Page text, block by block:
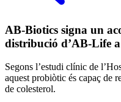
AB-Biotics signa un
distribució d’AB-Life
Segons l’estudi clínic de
aquest probiòtic és capaç de
de colesterol.